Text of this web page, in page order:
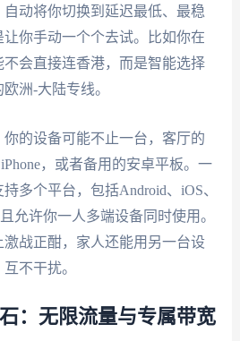
动将你切换到延迟最低、最稳
你手动一个个去试。比如你在
会直接连香港，而是智能选择
洲-大陆专线。
的设备可能不止一台，客厅的
，或者备用的安卓平板。一
多个平台，包括Android、iOS、
允许你一人多端设备同时使用。
战正酣，家人还能用另一台设
不干扰。
：无限流量与专属带宽